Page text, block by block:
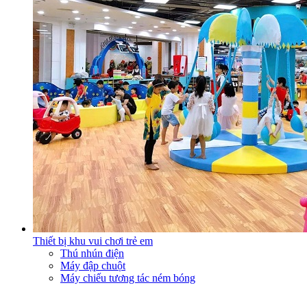
Thiết bị khu vui chơi trẻ em
Thú nhún điện
Máy đập chuột
Máy chiếu tương tác ném bóng